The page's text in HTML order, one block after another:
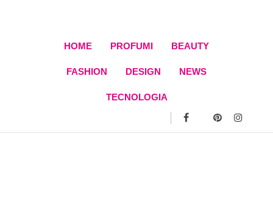
HOME PROFUMI BEAUTY
FASHION DESIGN NEWS
TECNOLOGIA